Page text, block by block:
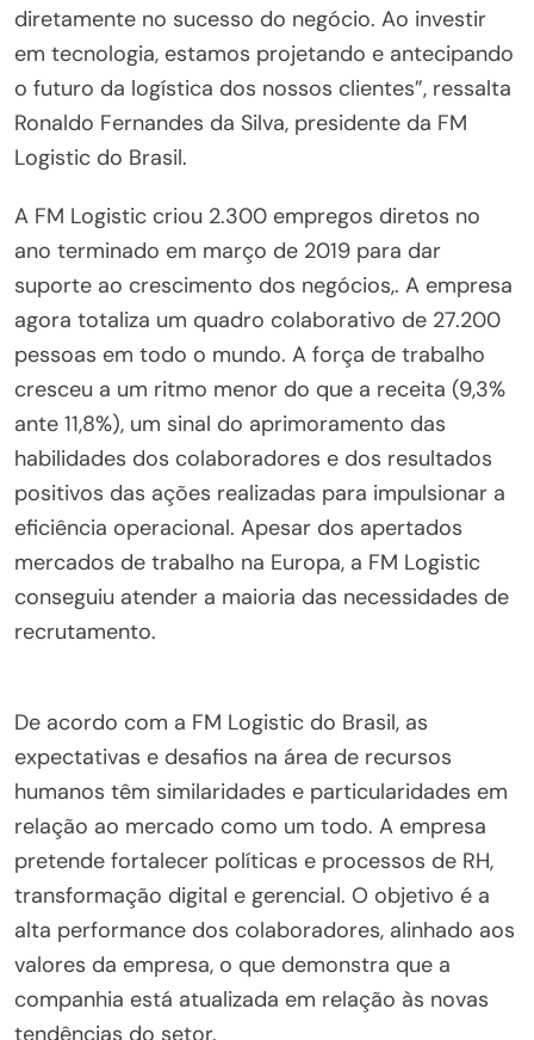
diretamente no sucesso do negócio. Ao investir
em tecnologia, estamos projetando e antecipando
o futuro da logística dos nossos clientes”, ressalta
Ronaldo Fernandes da Silva, presidente da FM
Logistic do Brasil.
A FM Logistic criou 2.300 empregos diretos no
ano terminado em março de 2019 para dar
suporte ao crescimento dos negócios,. A empresa
agora totaliza um quadro colaborativo de 27.200
pessoas em todo o mundo. A força de trabalho
cresceu a um ritmo menor do que a receita (9,3%
ante 11,8%), um sinal do aprimoramento das
habilidades dos colaboradores e dos resultados
positivos das ações realizadas para impulsionar a
eficiência operacional. Apesar dos apertados
mercados de trabalho na Europa, a FM Logistic
conseguiu atender a maioria das necessidades de
recrutamento.
De acordo com a FM Logistic do Brasil, as
expectativas e desafios na área de recursos
humanos têm similaridades e particularidades em
relação ao mercado como um todo. A empresa
pretende fortalecer políticas e processos de RH,
transformação digital e gerencial. O objetivo é a
alta performance dos colaboradores, alinhado aos
valores da empresa, o que demonstra que a
companhia está atualizada em relação às novas
tendências do setor.